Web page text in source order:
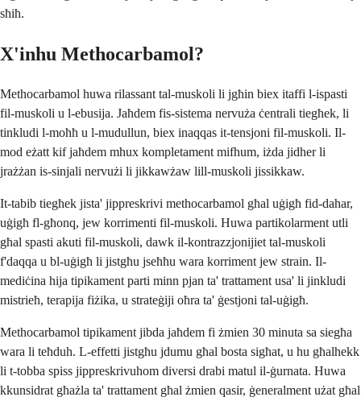
sħiħ.
X'inhu Methocarbamol?
Methocarbamol huwa rilassant tal-muskoli li jgħin biex itaffi l-ispasti
fil-muskoli u l-ebusija. Jaħdem fis-sistema nervuża ċentrali tiegħek, li
tinkludi l-moħħ u l-mudullun, biex inaqqas it-tensjoni fil-muskoli. Il-
mod eżatt kif jaħdem mhux kompletament mifhum, iżda jidher li
jrażżan is-sinjali nervużi li jikkawżaw lill-muskoli jissikkaw.
It-tabib tiegħek jista' jippreskrivi methocarbamol għal uġigħ fid-dahar,
uġigħ fl-għonq, jew korrimenti fil-muskoli. Huwa partikolarment utli
għal spasti akuti fil-muskoli, dawk il-kontrazzjonijiet tal-muskoli
f'daqqa u bl-uġigħ li jistgħu jseħħu wara korriment jew strain. Il-
mediċina hija tipikament parti minn pjan ta' trattament usa' li jinkludi
mistrieħ, terapija fiżika, u strateġiji oħra ta' ġestjoni tal-uġigħ.
Methocarbamol tipikament jibda jaħdem fi żmien 30 minuta sa siegħa
wara li teħduh. L-effetti jistgħu jdumu għal bosta sigħat, u hu għalhekk
li t-tobba spiss jippreskrivuhom diversi drabi matul il-ġurnata. Huwa
kkunsidrat għażla ta' trattament għal żmien qasir, ġeneralment użat għal